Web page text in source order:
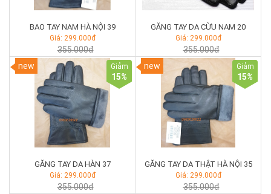
BAO TAY NAM HÀ NỘI 39
Giá: 299.000đ
355.000đ
GĂNG TAY DA CỪU NAM 20
Giá: 299.000đ
355.000đ
new
Giảm
15%
GĂNG TAY DA HÀN 37
Giá: 299.000đ
355.000đ
new Giảm
15%
GĂNG TAY DA THẬT HÀ NỘI 35
Giá: 299.000đ
355.000đ